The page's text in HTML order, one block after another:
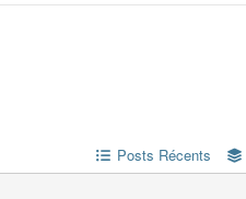
Posts Récents